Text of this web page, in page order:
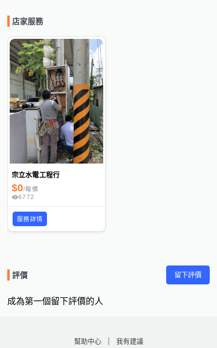
店家服務
宗立水電工程行
$0/報價
6772
服務詳情
評價 留下評價
成為第一個留下評價的人
幫助中心 我有建議